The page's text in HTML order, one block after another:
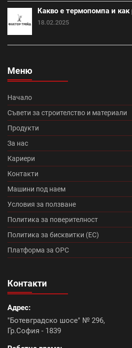
Итонг размери (18) Винеам
Промоция електроматериали (1)
Македо (12) цигли цена (11)
Микроцименти Isomat (14)
Протектор плюс (14)
Румба (0) Танго плюс (0)
Промоция Брамак (13)
Топлоизолационна система
Континентал плюс (9)
Керемиди Тондах промоция (10)
Топлоизолационна система Baumit
Какво е термопомпа и как
18.02.2025
Меню
Начало
Съвети за строителство и материали
Продукти
За нас
Кариери
Контакти
Машини под наем
Условия за ползване
Политика за поверителност
Политика за бисквитки (ЕС)
Платформа за ОРС
Контакти
Адрес:
"Ботевградско шосе" № 296,
Гр.София - 1839